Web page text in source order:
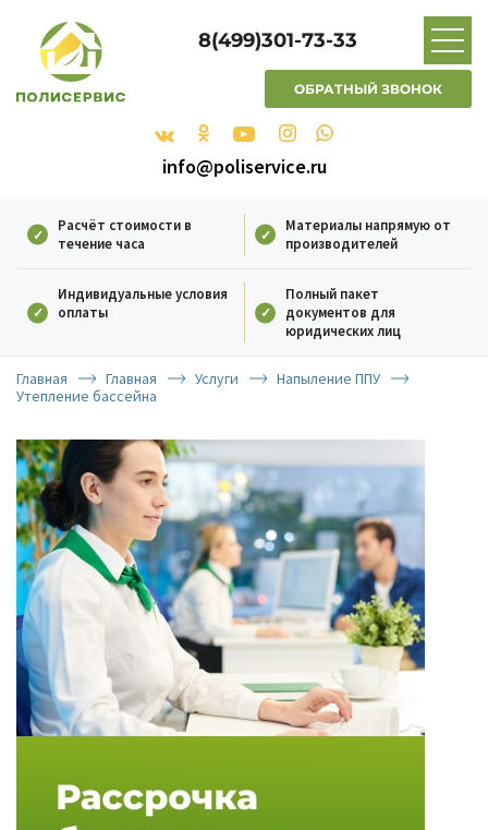
8(499)301-73-33
ОБРАТНЫЙ ЗВОНОК
info@poliservice.ru
Расчёт стоимости в
течение часа
Материалы напрямую от
производителей
Индивидуальные условия
оплаты
Полный пакет
документов для
юридических лиц
Главная Главная Услуги
Напыление ППУ
Утепление бассейна